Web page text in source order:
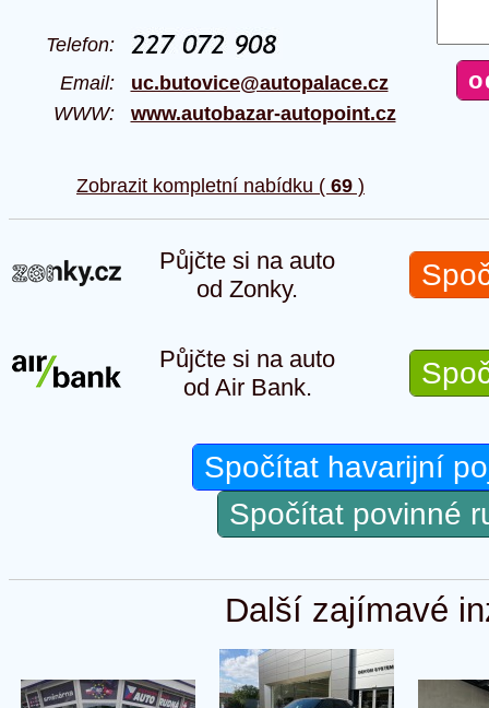
Telefon:
Email: uc.butovice@autopalace.cz
WWW: www.autobazar-autopoint.cz
Zobrazit kompletní nabídku ( 69 )
Půjčte si na auto
od Zonky.
Půjčte si na auto
od Air Bank.
Spočítat havarijní
Spočítat povinné
Další zajímavé